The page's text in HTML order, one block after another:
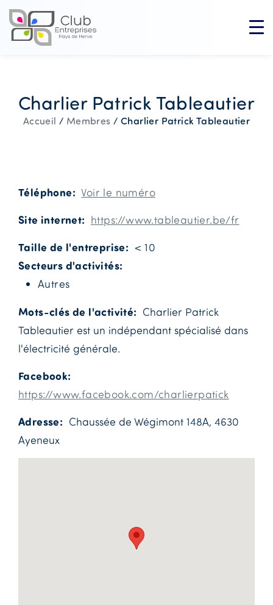
Charlier Patrick Tableautier
Accueil / Membres / Charlier Patrick Tableautier
Téléphone Voir le numéro
Site internet https://www.tableautier.be/fr
Taille de l'entreprise < 10
Secteurs d'activités
Autres
Mots-clés de l'activité
Charlier Patrick
Tableautier est un indépendant spécialisé dans
l'électricité générale.
Facebook
https://www.facebook.com/charlierpatick
Adresse
Chaussée de Wégimont 148A, 4630
Ayeneux